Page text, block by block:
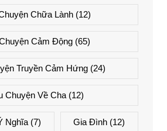
Chữa Lành (12)
Cảm Động (65)
Truyền Cảm Hứng(24)
Chuyện Về Cha (12)
Nghĩa(7) Gia Đình (12)